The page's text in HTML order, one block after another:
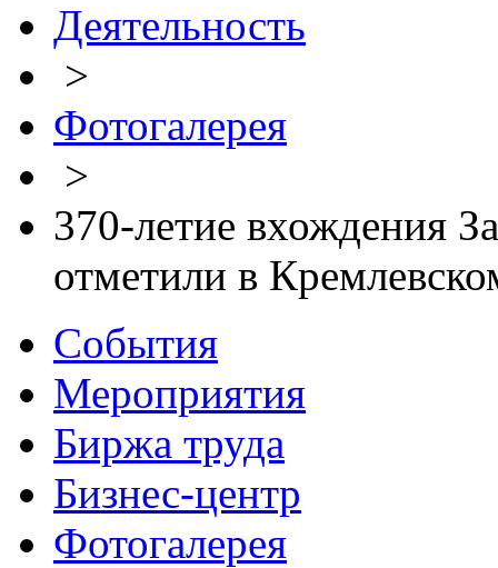
Деятельность
>
Фотогалерея
>
370-летие вхождения
отметили в
События
Мероприятия
Биржа труда
Бизнес-центр
Фотогалерея